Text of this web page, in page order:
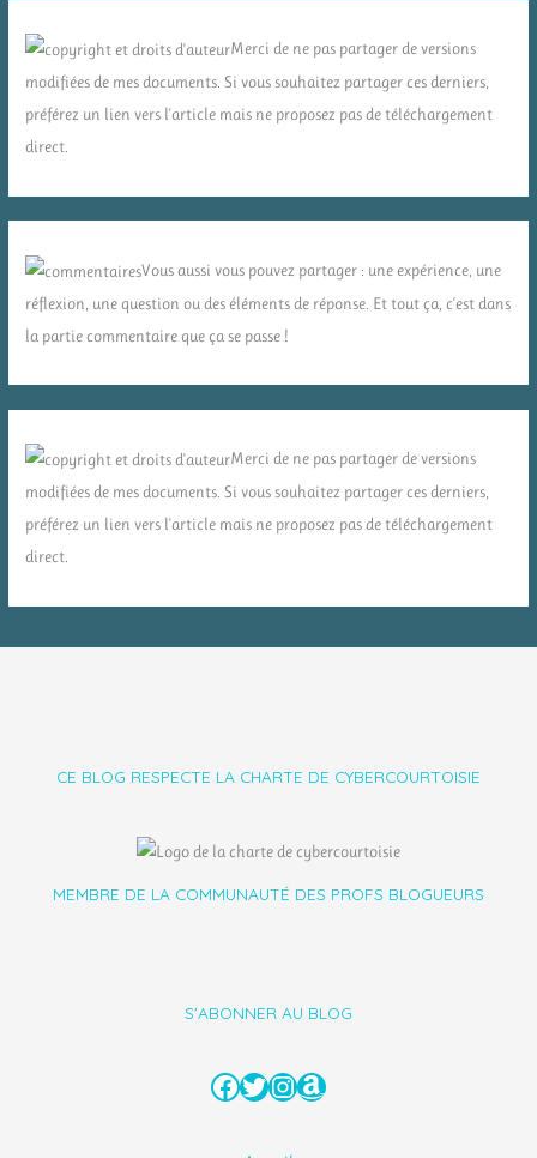
Merci de ne pas partager de versions
modifiées de mes documents. Si vous souhaitez partager ces derniers,
préférez un lien vers l'article mais ne proposez pas de téléchargement
direct.
Vous aussi vous pouvez partager : une expérience, une
réflexion, une question ou des éléments de réponse. Et tout ça, c'est dans
la partie commentaire que ça se passe !
Merci de ne pas partager de versions
modifiées de mes documents. Si vous souhaitez partager ces derniers,
préférez un lien vers l'article mais ne proposez pas de téléchargement
direct.
CE BLOG RESPECTE LA CHARTE DE CYBERCOURTOISIE
MEMBRE DE LA COMMUNAUTÉ DES PROFS BLOGUEURS
S'ABONNER AU BLOG
Facebook
Twitter
Instagram
Amazon